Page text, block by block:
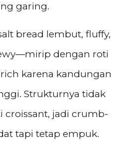
garing.
bread lembut, fluffy,
dengan roti
karena kandungan
Strukturnya tidak
croissant, jadi crumb-
tapi tetap empuk.